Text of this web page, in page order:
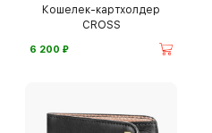
Кошелек-картхолдер
CROSS
6 200 ⃏